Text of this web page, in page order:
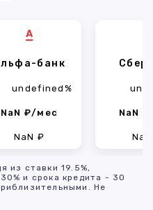
банк
undefined%
NaN ₽/мес
NaN ₽
NaN
из ставки 19.5%,
и срока кредита - 30
Не